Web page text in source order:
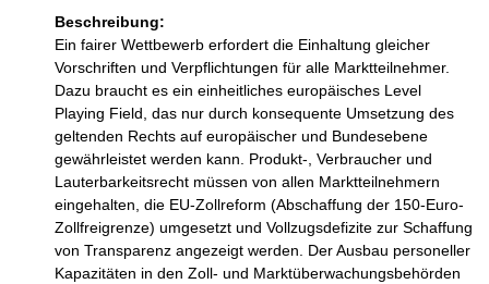
Beschreibung:
Ein fairer Wettbewerb erfordert die Einhaltung gleicher
Vorschriften und Verpflichtungen für alle Marktteilnehmer.
Dazu braucht es ein einheitliches europäisches Level
Playing Field, das nur durch konsequente Umsetzung des
geltenden Rechts auf europäischer und Bundesebene
gewährleistet werden kann. Produkt-, Verbraucher und
Lauterbarkeitsrecht müssen von allen Marktteilnehmern
eingehalten, die EU-Zollreform (Abschaffung der 150-Euro-
Zollfreigrenze) umgesetzt und Vollzugsdefizite zur Schaffung
von Transparenz angezeigt werden. Der Ausbau personeller
Kapazitäten in den Zoll- und Marktüberwachungsbehörden